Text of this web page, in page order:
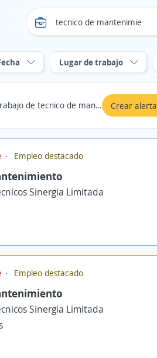
Lugar de trabajo
tecnico de mantenimiento en Chile Crear alerta
Empleo destacado
Sinergia Limitada
Empleo destacado
Sinergia Limitada